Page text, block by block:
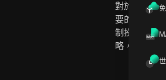
對於成功的
要的。您可
制投放廣告
略，找到最